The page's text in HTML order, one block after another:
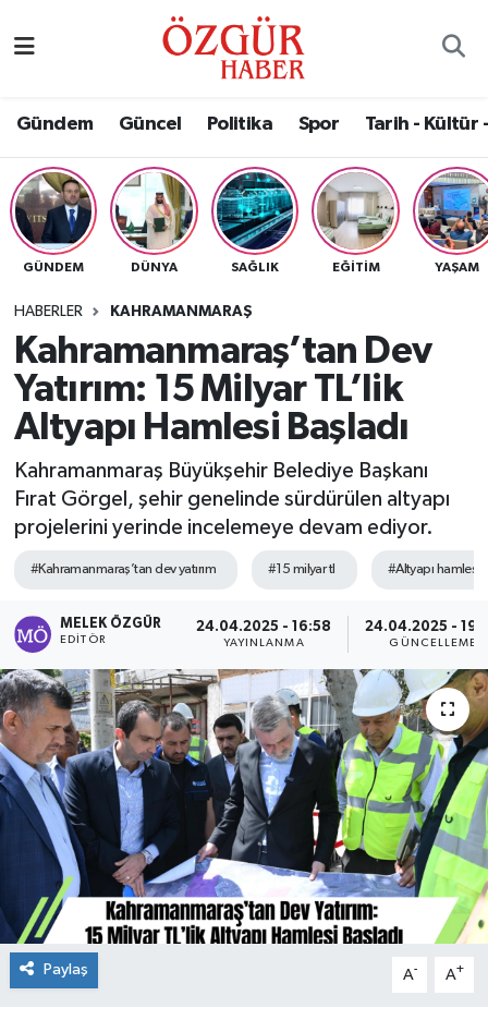
Gündem Güncel Politika Spor Tarih - Kültür
GÜNDEM DÜNYA SAĞLIK EĞITIM YAŞAM
HABERLER KAHRAMANMARAŞ
Kahramanmaraş’tan Dev
Yatırım: 15 Milyar TL’lik
Altyapı Hamlesi Başladı
Kahramanmaraş Büyükşehir Belediye Başkanı
Fırat Görgel, şehir genelinde sürdürülen altyapı
projelerini yerinde incelemeye devam ediyor.
#Kahramanmaraş’tan dev yatırım #15 milyar tl #Altyapı hamlesi
MELEK ÖZGÜR
EDITÖR
24.04.2025 - 16:58
YAYINLANMA
24.04.2025 -
GÜNCELLEME
Paylaş A- A+
Eğitim
Ekonomi
Güncel
Gündem
Magazin
Politika
Sağlık
Tarih - Kültür - Sanat - Turizm
Yaşam
Nöbetçi Eczaneler
Namaz Vakitleri
Trafik Durumu
Süper Lig Puan Durumu ve Fikstür
Tüm Manşetler
Son Dakika Haberleri
Haber Arşivi